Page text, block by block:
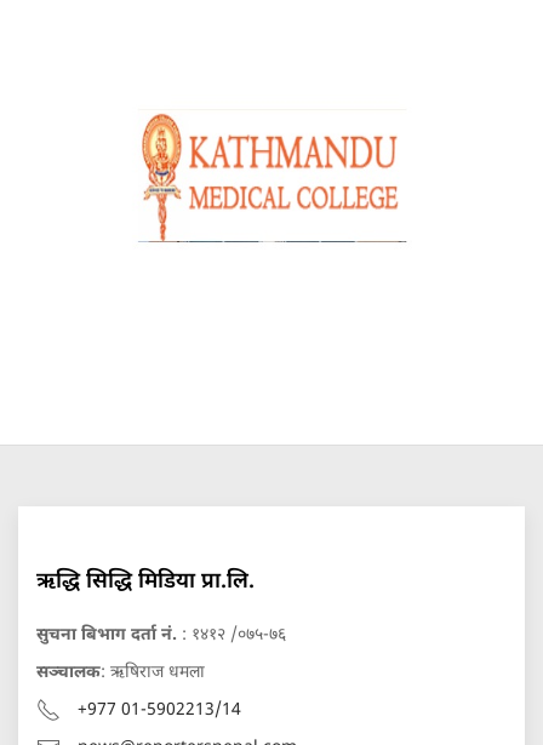
ऋद्धि सिद्धि मिडिया प्रा.लि.
सुचना बिभाग दर्ता नं. : १४१२ /०७५-७६
सञ्चालक: ऋषिराज धमला
+977 01-5902213/14